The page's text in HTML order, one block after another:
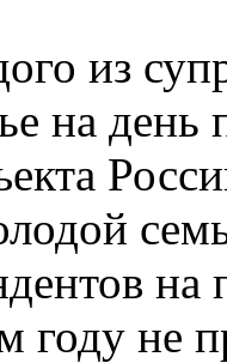
из
на
году не